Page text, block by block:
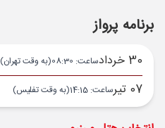
برنامه پرواز
30 خرداد ساعت: 08:30 (به وقت تهران)
07 تیر ساعت: 14:15 (به وقت تفلیس)